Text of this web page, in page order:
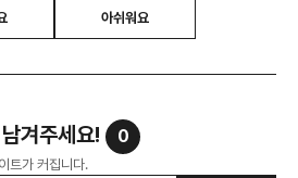
아쉬워요
겨주세요! 0
트가 커집니다.